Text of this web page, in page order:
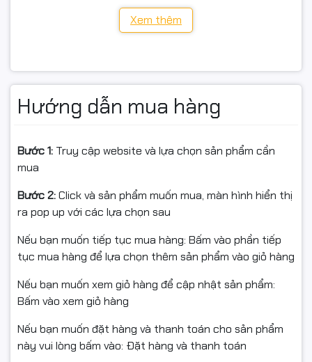
Kênh IP: 16 kênh | Băng thông vào: 80 Mbps
Lưu trữ: 1×SATA, tối đa 20TB (không kèm HDD)
Mạng: 1×RJ45 Gigabit
Cổng: 2×USB 2.0, Audio in/out
Xem lại: 1/4/8/16 kênh
Người dùng đồng thời: Tới 128 user
Nhiệt độ hoạt động: -10°C ~ +55°C
Nguồn: DC 12V – 2A
📦 Trong hộp
Xem thêm
Hướng dẫn mua hàng
Bước 1: Truy cập website và lựa chọn sản phẩm cần
mua
Bước 2:Click và sản phẩm muốn mua, màn hình hiển thị
ra pop up với các lựa chọn sau
Nếu bạn muốn tiếp tục mua hàng: Bấm vào phần tiếp
tục mua hàng để lựa chọn thêm sản phẩm vào giỏ hàng
Nếu bạn muốn xem giỏ hàng để cập nhật sản phẩm:
Bấm vào xem giỏ hàng
Nếu bạn muốn đặt hàng và thanh toán cho sản phẩm
này vui lòng bấm vào: Đặt hàng và thanh toán